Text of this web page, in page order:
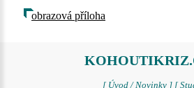
obrazová příloha
[ Úvod / Novinky ] [